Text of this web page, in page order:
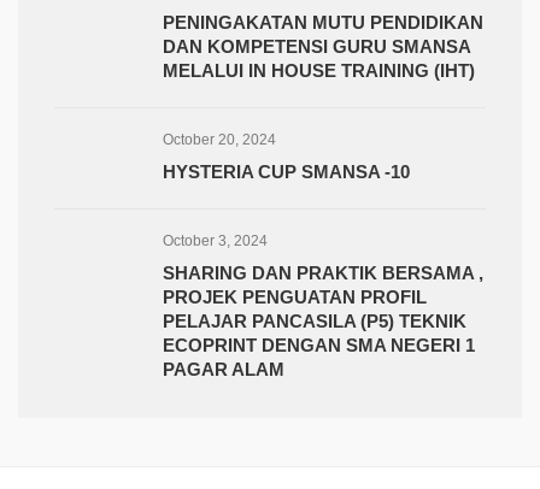
PENINGAKATAN MUTU PENDIDIKAN
DAN KOMPETENSI GURU SMANSA
MELALUI IN HOUSE TRAINING (IHT)
October 20, 2024
HYSTERIA CUP SMANSA -10
October 3, 2024
SHARING DAN PRAKTIK BERSAMA ,
PROJEK PENGUATAN PROFIL
PELAJAR PANCASILA (P5) TEKNIK
ECOPRINT DENGAN SMA NEGERI 1
PAGAR ALAM